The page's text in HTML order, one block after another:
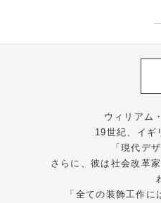
ウィリアム
19世紀、イギ
「現代デ
さらに、彼は社会改革
「全ての装飾工作